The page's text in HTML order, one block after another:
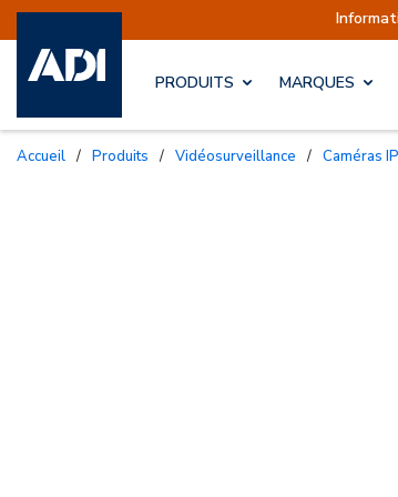
Information | Les
PRODUITS MARQUES
Accueil / Produits / Vidéosurveillance / Caméras IP